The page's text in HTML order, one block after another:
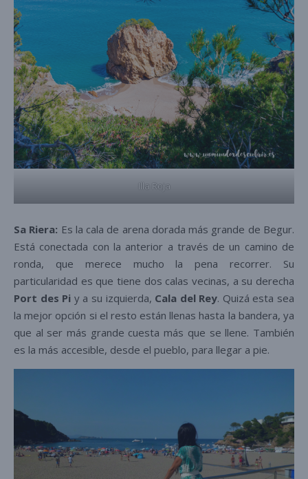
Illa Roja
Sa Riera: Es la cala de arena dorada más grande de Begur.
Está conectada con la anterior a través de un camino de
ronda, que merece mucho la pena recorrer. Su
particularidad es que tiene dos calas vecinas, a su derecha
Port des Pi y a su izquierda, Cala del Rey. Quizá esta sea
la mejor opción si el resto están llenas hasta la bandera, ya
que al ser más grande cuesta más que se llene. También
es la más accesible, desde el pueblo, para llegar a pie.